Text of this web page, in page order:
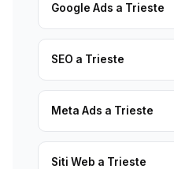
Google Ads a Trieste
SEO a Trieste
Meta Ads a Trieste
Siti Web a Trieste